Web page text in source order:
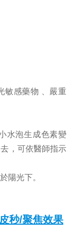
敏感藥物 、嚴重
水泡生成色素變
，可依醫師指示
陽光下。
秒/聚焦效果